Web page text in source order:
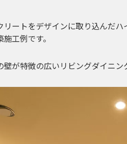
リートをデザインに取り込んだ
工例です。
が特徴の広いリビングダイニン